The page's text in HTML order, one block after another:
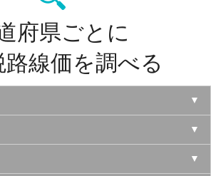
府県ごとに
路線価を調べる